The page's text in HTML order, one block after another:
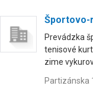
Športovo-
Prevádzka
tenisové
zime
Partizánska